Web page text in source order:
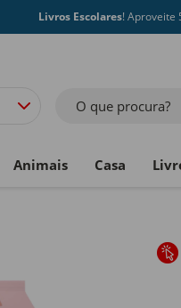
Livros Escolares! Aproveite
O que procura?
Animais Casa